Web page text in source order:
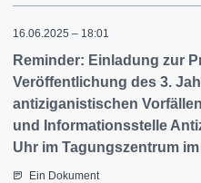
16.06.2025 – 18:01
Reminder: Einladung zur
Veröffentlichung des 3.
antiziganistischen
und Informationsstelle
Uhr im Tagungszentrum
Ein Dokument